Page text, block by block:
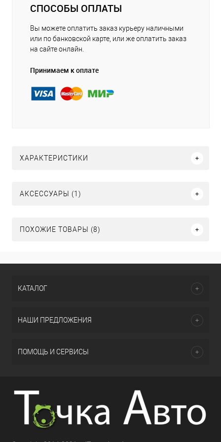
СПОСОБЫ ОПЛАТЫ
Вы можете оплатить заказ курьеру наличными
или по банковской карте, или же оплатить заказ
на сайте онлайн.
Принимаем к оплате
ХАРАКТЕРИСТИКИ
АКСЕССУАРЫ (1)
ПОХОЖИЕ ТОВАРЫ (8)
КАТАЛОГ
НАШИ ПРЕДЛОЖЕНИЯ
ПОМОЩЬ И СЕРВИСЫ